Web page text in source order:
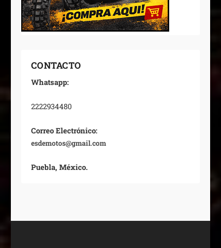
CONTACTO
Whatsapp:
2222934480
Correo Electrónico:
esdemotos@gmail.com
Puebla, México.